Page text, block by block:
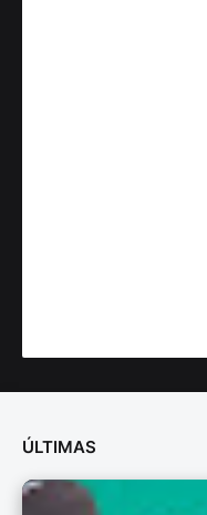
ÚLTIMAS